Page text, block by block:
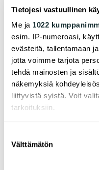
Tietojesi vastuullinen
Me ja 1022
esim. IP-numeroasi,
evästeitä, tallentamaan
jotta voimme tarjota
tehdä mainosten ja
näkemyksiä
liittyvistä syistä. Voit
tarkoituksiin.
Kerätä tietoja
valinta
Välttämätön
malli tuotti isoon
josta Sabina on
- Ihanaa, että on kaksi
paljon säilytystilaa
Huoneet ovat hyvän
tuntuu hitusen
mieletön, samoin valon
Sabina, joka on
Kalasataman
- Seurasin
tämän talon